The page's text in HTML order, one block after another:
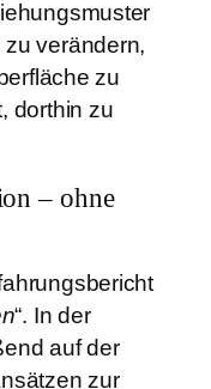
verändern,
zu
dorthin zu
– ohne
“. In der
auf der
zur